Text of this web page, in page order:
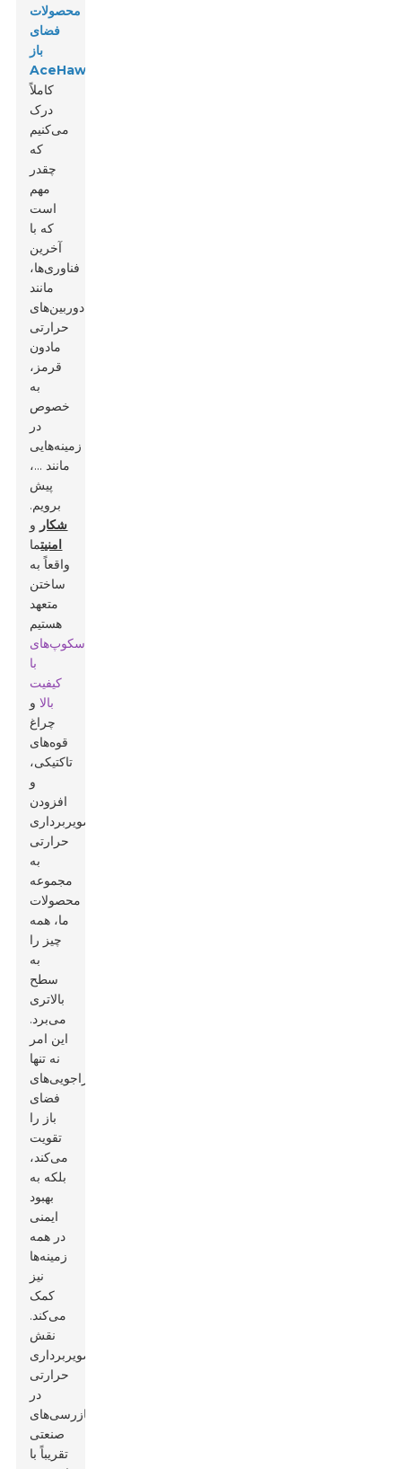
محصولات
فضای
باز
AceHawky
کاملاً
درک
می‌کنیم
که
چقدر
مهم
است
که با
آخرین
فناوری‌ها،
مانند
دوربین‌های
حرارتی
مادون
قرمز،
به
خصوص
در
زمینه‌هایی
مانند ...،
پیش
برویم.
شکار و
امنیتما
واقعاً به
ساختن
متعهد
هستیم
اسکوپ‌های
با
کیفیت
بالاو
چراغ
قوه‌های
تاکتیکی،
و
افزودن
تصویربرداری
حرارتی
به
مجموعه
محصولات
ما، همه
چیز را
به
سطح
بالاتری
می‌برد.
این امر
نه تنها
ماجراجویی‌های
فضای
باز را
تقویت
می‌کند،
بلکه به
بهبود
ایمنی
در همه
زمینه‌ها
نیز
کمک
می‌کند.
نقش
تصویربرداری
حرارتی
در
بازرسی‌های
صنعتی
تقریباً با